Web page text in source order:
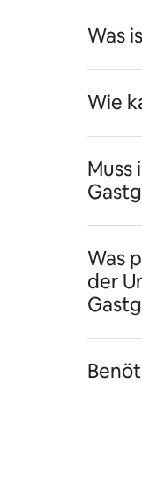
Was
Wie
Muss
Was
der